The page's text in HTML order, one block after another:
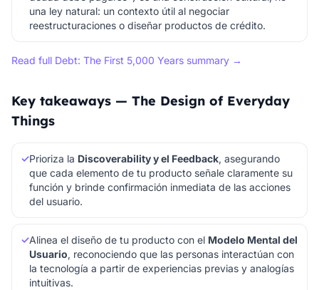
una ley natural: un contexto útil al negociar
reestructuraciones o diseñar productos de crédito.
Read full Debt: The First 5,000 Years summary →
Key takeaways — The Design of Everyday
Things
✓Prioriza la Discoverability y el Feedback, asegurando
que cada elemento de tu producto señale claramente su
función y brinde confirmación inmediata de las acciones
del usuario.
✓Alinea el diseño de tu producto con el Modelo Mental del
Usuario, reconociendo que las personas interactúan con
la tecnología a partir de experiencias previas y analogías
intuitivas.